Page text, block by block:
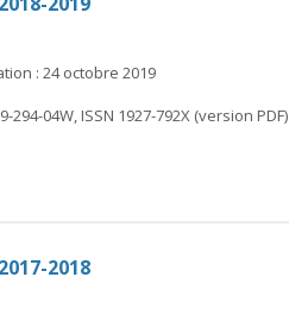
: 24 octobre 2019
294-04W, ISSN 1927-792X (version PDF)
2018